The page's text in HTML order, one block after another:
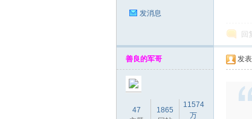
发消息
回
善良的军哥
47
1865
11574
万
发